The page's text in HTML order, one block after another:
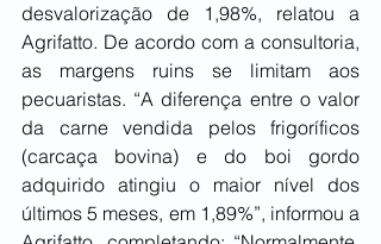
desvalorização de 1,98%, relatou a
Agrifatto. De acordo com a consultoria,
as margens ruins se limitam aos
pecuaristas. “A diferença entre o valor
da carne vendida pelos frigoríficos
(carcaça bovina) e do boi gordo
adquirido atingiu o maior nível dos
últimos 5 meses, em 1,89%”, informou a